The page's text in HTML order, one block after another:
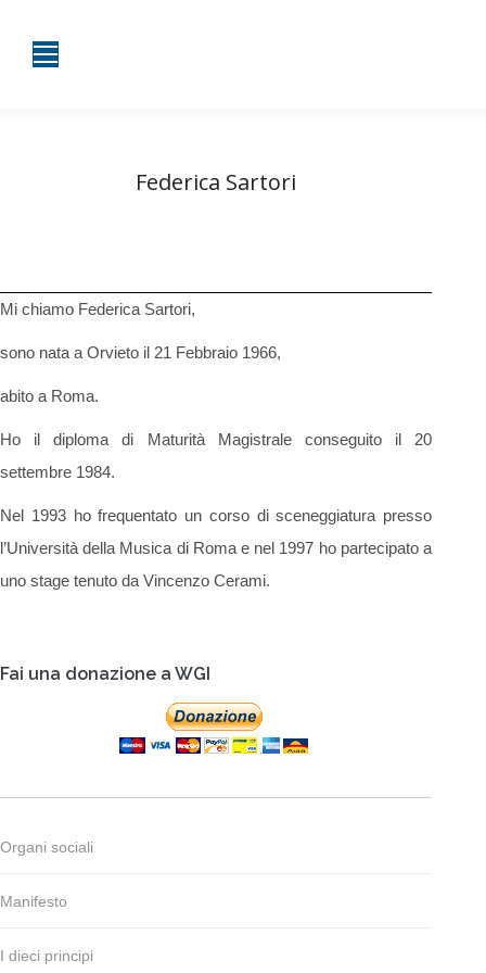
Federica Sartori
Mi chiamo Federica Sartori,
sono nata a Orvieto il 21 Febbraio 1966,
abito a Roma.
Ho il diploma di Maturità Magistrale conseguito il 20
settembre 1984.
Nel 1993 ho frequentato un corso di sceneggiatura presso
l’Università della Musica di Roma e nel 1997 ho partecipato a
uno stage tenuto da Vincenzo Cerami.
Fai una donazione a WGI
Organi sociali
Manifesto
I dieci principi